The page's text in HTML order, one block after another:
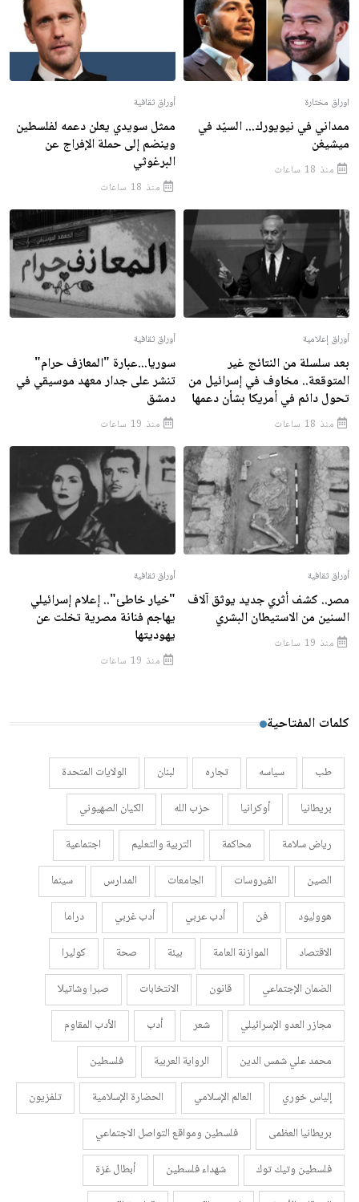
اوراق مختارة
ممداني في نيويورك... السيّد في
ميشيغن
منذ 18 ساعات
أوراق ثقافية
ممثل سويدي يعلن دعمه لفلسطين
وينضم إلى حملة الإفراج عن
البرغوثي
منذ 18 ساعات
أوراق إعلامية
بعد سلسلة من النتائج غير
المتوقعة.. مخاوف في إسرائيل من
تحول دائم في أمريكا بشأن دعمها
منذ 18 ساعات
أوراق ثقافية
سوريا...عبارة "المعازف حرام"
تنشر على جدار معهد موسيقي في
دمشق
منذ 19 ساعات
أوراق ثقافية
مصر.. كشف أثري جديد يوثق آلاف
السنين من الاستيطان البشري
منذ 19 ساعات
أوراق ثقافية
"خيار خاطئ".. إعلام إسرائيلي
يهاجم فنانة مصرية تخلت عن
يهوديتها
منذ 19 ساعات
كلمات المفتاحية
طب سياسه تجاره لبنان
الولايات المتحدة
بريطانيا
أوكرانيا حزب الله
الكيان الصهيوني
رياض سلامة
محاكمة التربية والتعليم
اجتماعية
الصين
الفيروسات الجامعات المدارس
سينما
هووليود
فن أدب عربي أدب غربي
دراما
الاقتصاد
الموازنة العامة بيئة صحة
كوليرا
الضمان الإجتماعي
قانون الانتخابات
صبرا وشاتيلا
مجازر العدو الإسرائيلي
شعر أدب
الأدب المقاوم
محمد علي شمس الدين
الرواية العربية
فلسطين
إلياس خوري
العالم الإسلامي الحضارة الإسلامية
تلفزيون
بريطانيا العظمى
فلسطين ومواقع التواصل الاجتماعي
فلسطين وتيك توك
شهداء فلسطين
أبطال غزة